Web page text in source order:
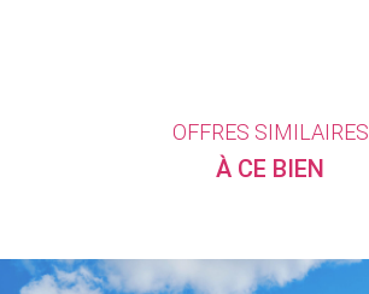
OFFRES SIMILAIRES
À CE BIEN